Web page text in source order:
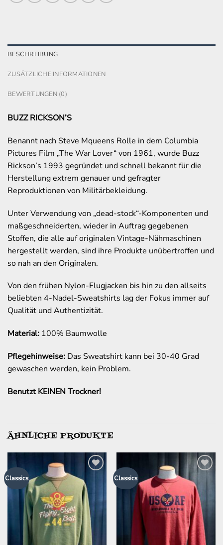
BESCHREIBUNG
ZUSÄTZLICHE INFORMATIONEN
BEWERTUNGEN (0)
BUZZ RICKSON’S
Benannt nach Steve Mqueens Rolle in dem Columbia
Pictures Film „The War Lover“ von 1961, wurde Buzz
Rickson’s 1993 gegründet und schnell bekannt für die
Herstellung extrem genauer und gefragter
Reproduktionen von Militärbekleidung.
Unter Verwendung von „dead-stock“-Komponenten und
maßgeschneiderten, wieder in Auftrag gegebenen
Stoffen, die alle auf originalen Vintage-Nähmaschinen
hergestellt werden, sind ihre Produkte unübertroffen und
so nah an den Originalen.
Von den frühen Nylon-Flugjacken bis hin zu den allseits
beliebten 4-Nadel-Sweatshirts lag der Fokus immer auf
Qualität und Authentizität.
Material: 100% Baumwolle
Pflegehinweise: Das Sweatshirt kann bei 30-40 Grad
gewaschen werden, kein Problem.
Benutzt KEINEN Trockner!
ÄHNLICHE PRODUKTE
Classics
Zur
Wunschliste
hinzufügen
Classics
Wunschliste
hinzufügen